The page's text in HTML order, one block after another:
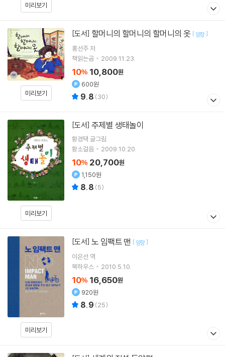
미리보기
미리보기
[도서] 할머니의 할머니의 할머니의 옷 [ 양장]
홍선주저
책읽는곰
2009.11.23.
10% 10,800원
600원
9.8 (30)
미리보기
[도서] 주제별 생태놀이
황경택 글그림
황소걸음
2009.10.20.
10% 20,700원
1,150원
8.8 (5)
미리보기
[도서] 노 임팩트 맨 [ 양장]
이은선 역
북하우스
2010.5.10.
10% 16,650원
920원
8.9 (25)